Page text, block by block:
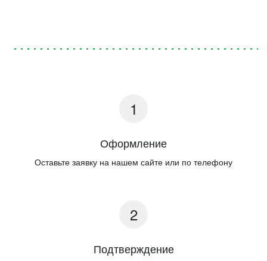
Оформление
Оставьте заявку на нашем сайте или по телефону
Подтверждение